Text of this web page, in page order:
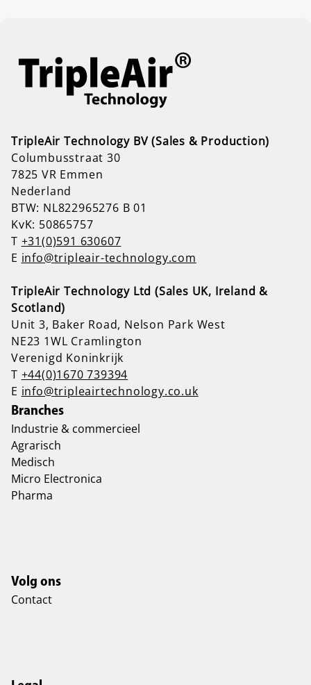
TripleAir Technology BV (Sales & Production)
Columbusstraat 30
7825 VR Emmen
Nederland
BTW: NL822965276 B 01
KvK: 50865757
T +31(0)591 630607
E info@tripleair-technology.com
TripleAir Technology Ltd (Sales UK, Ireland &
Scotland)
Unit 3, Baker Road, Nelson Park West
NE23 1WL Cramlington
Verenigd Koninkrijk
T +44(0)1670 739394
E info@tripleairtechnology.co.uk
Branches
Industrie & commercieel
Agrarisch
Medisch
Micro Electronica
Pharma
Volg ons
Contact